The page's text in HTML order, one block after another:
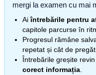
mergi la examen cu mai
Aiîntrebările pentru
capitole parcurse în
Progresul rămâne
repetat și cât de
Întrebările greșite
corect informația